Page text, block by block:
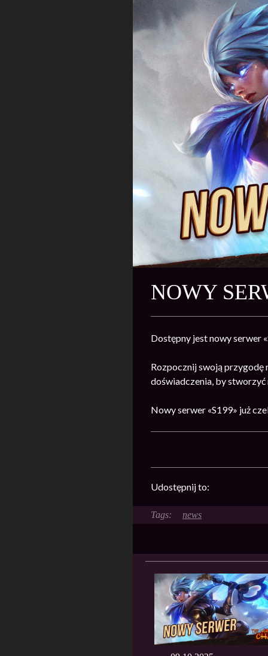
NOWY
Dostępny jest nowy serwer
Rozpocznij swoją przygodę
doświadczenia, by
Nowy serwer «S199» już
Udostępnij to:
news